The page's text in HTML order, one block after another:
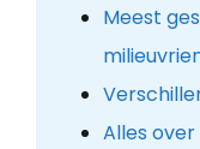
Meest
Alles